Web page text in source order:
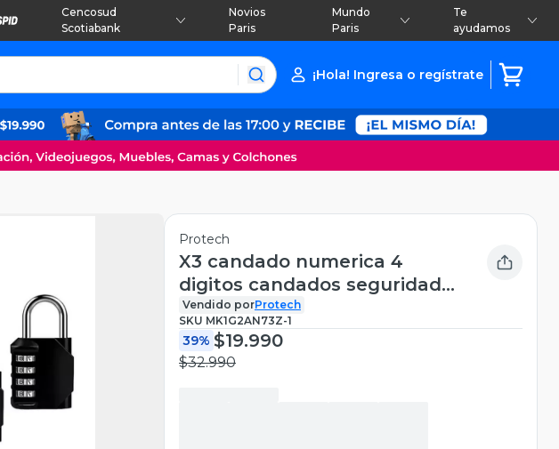
Cencosud
Scotiabank
Novios
Paris
Mundo
Paris
Te
ayudamos
¡Hola! Ingresa o regístrate
Protech
X3 candado numerica 4
digitos candados seguridad
con clave
Vendido porProtech
SKU MK1G2AN73Z-1
39% $19.990
$32.990